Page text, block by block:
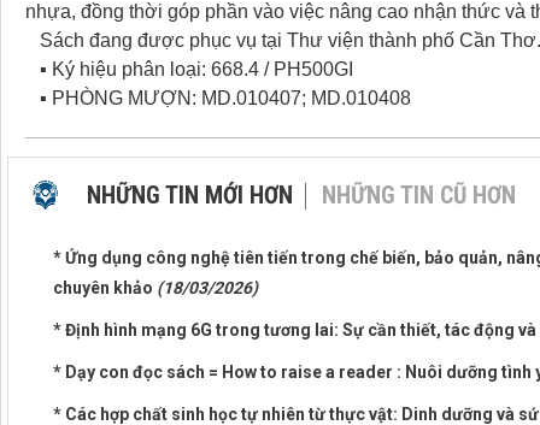
nhựa, đồng thời góp phần vào việc nâng cao nhận thức và
Sách đang được phục vụ tại Thư viện thành phố Cần
▪ Ký hiệu phân loại: 668.4 / PH500GI
▪ PHÒNG MƯỢN: MD.010407; MD.010408
NHỮNG TIN MỚI HƠN NHỮNG TIN CŨ HƠN
* Ứng dụng công nghệ tiên tiến trong chế biến, bảo quản,
chuyên khảo (18/03/2026)
* Định hình mạng 6G trong tương lai: Sự cần thiết, tác động
* Dạy con đọc sách = How to raise a reader : Nuôi dưỡng
* Các hợp chất sinh học tự nhiên từ thực vật: Dinh dưỡng và